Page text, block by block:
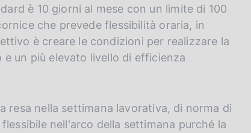
è 10 giorni al mese con un limite di 100
che prevede flessibilità oraria, in
è creare le condizioni per realizzare la
un più elevato livello di efficienza
resa nella settimana lavorativa, di norma di
nell'arco della settimana purché la